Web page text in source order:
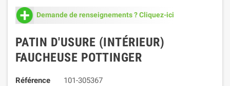
Demande de renseignements ? Cliquez-ici
PATIN D'USURE (INTÉRIEUR)
FAUCHEUSE POTTINGER
Référence 101-305367